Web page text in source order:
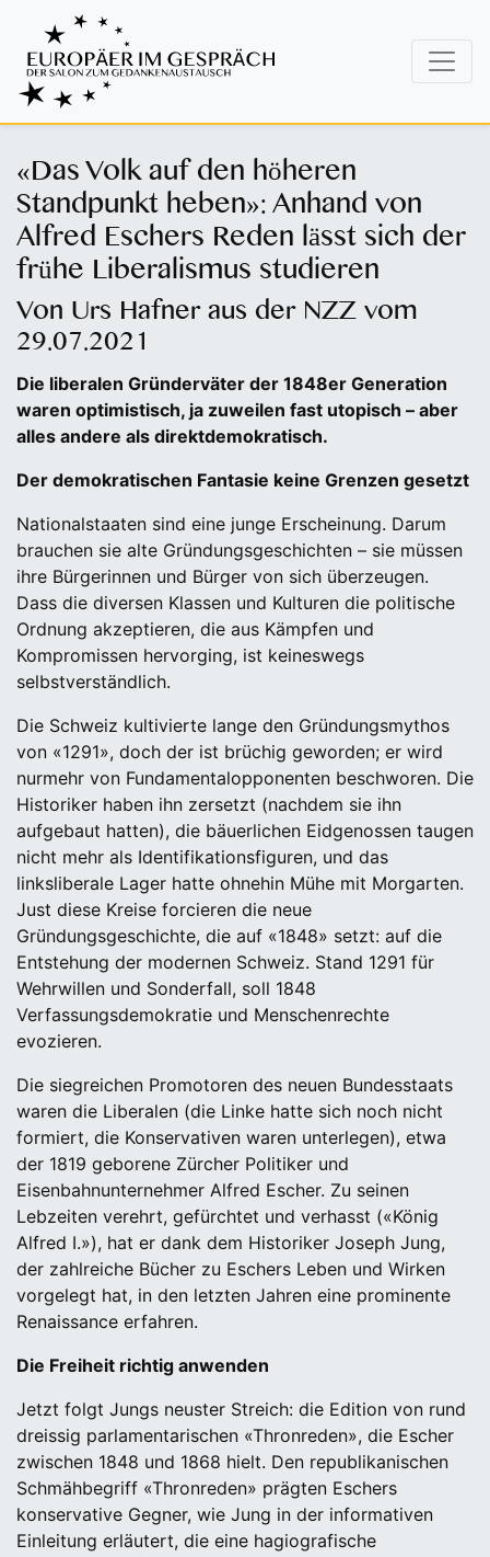
«Das Volk auf den höheren
Standpunkt heben»: Anhand von
Alfred Eschers Reden lässt sich der
frühe Liberalismus studieren
Von Urs Hafner aus der NZZ vom
29.07.2021
Die liberalen Gründerväter der 1848er Generation
waren optimistisch, ja zuweilen fast utopisch – aber
alles andere als direktdemokratisch.
Der demokratischen Fantasie keine Grenzen gesetzt
Nationalstaaten sind eine junge Erscheinung. Darum
brauchen sie alte Gründungsgeschichten – sie müssen
ihre Bürgerinnen und Bürger von sich überzeugen.
Dass die diversen Klassen und Kulturen die politische
Ordnung akzeptieren, die aus Kämpfen und
Kompromissen hervorging, ist keineswegs
selbstverständlich.
Die Schweiz kultivierte lange den Gründungsmythos
von «1291», doch der ist brüchig geworden; er wird
nurmehr von Fundamentalopponenten beschworen. Die
Historiker haben ihn zersetzt (nachdem sie ihn
aufgebaut hatten), die bäuerlichen Eidgenossen taugen
nicht mehr als Identifikationsfiguren, und das
linksliberale Lager hatte ohnehin Mühe mit Morgarten.
Just diese Kreise forcieren die neue
Gründungsgeschichte, die auf «1848» setzt: auf die
Entstehung der modernen Schweiz. Stand 1291 für
Wehrwillen und Sonderfall, soll 1848
Verfassungsdemokratie und Menschenrechte
evozieren.
Die siegreichen Promotoren des neuen Bundesstaats
waren die Liberalen (die Linke hatte sich noch nicht
formiert, die Konservativen waren unterlegen), etwa
der 1819 geborene Zürcher Politiker und
Eisenbahnunternehmer Alfred Escher. Zu seinen
Lebzeiten verehrt, gefürchtet und verhasst («König
Alfred I.»), hat er dank dem Historiker Joseph Jung,
der zahlreiche Bücher zu Eschers Leben und Wirken
vorgelegt hat, in den letzten Jahren eine prominente
Renaissance erfahren.
Die Freiheit richtig anwenden
Jetzt folgt Jungs neuster Streich: die Edition von rund
dreissig parlamentarischen «Thronreden», die Escher
zwischen 1848 und 1868 hielt. Den republikanischen
Schmähbegriff «Thronreden» prägten Eschers
konservative Gegner, wie Jung in der informativen
Einleitung erläutert, die eine hagiografische